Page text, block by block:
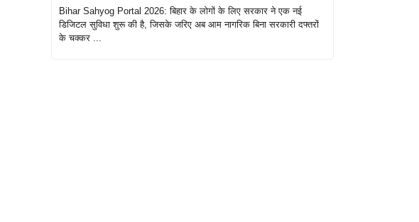
Bihar Sahyog Portal 2026: बिहार के लोगों के लिए सरकार ने एक नई
डिजिटल सुविधा शुरू की है, जिसके जरिए अब आम नागरिक बिना सरकारी दफ्तरों
के चक्कर ...